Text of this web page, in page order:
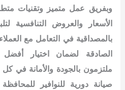
وبفريق عمل متميز وتقنيات
الأسعار والعروض التنافسية
بالمصداقية في التعامل مع
الصادقة لضمان اختيار أفضل
ملتزمون بالجودة والأمانة في
صيانة دورية للنوافير